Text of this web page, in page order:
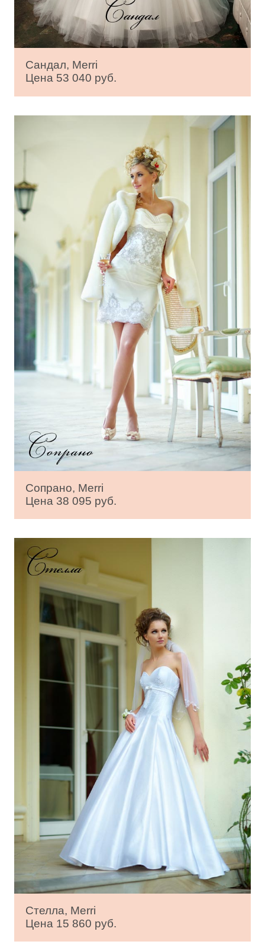
Сандал, Merri
Цена 53 040 руб.
Сопрано, Merri
Цена 38 095 руб.
Стелла, Merri
Цена 15 860 руб.